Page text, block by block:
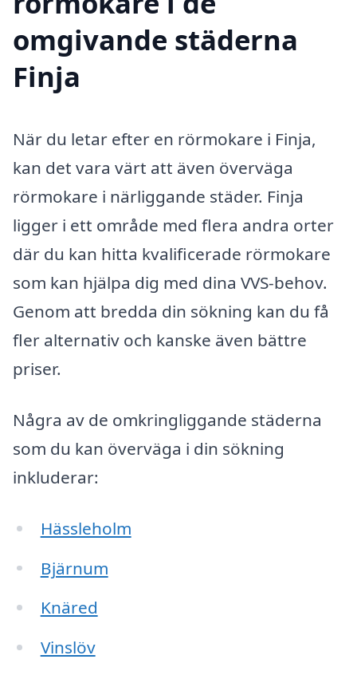
omgivande städerna
Finja
När du letar efter en rörmokare i Finja,
kan det vara värt att även överväga
rörmokare i närliggande städer. Finja
ligger i ett område med flera andra orter
där du kan hitta kvalificerade rörmokare
som kan hjälpa dig med dina VVS-behov.
Genom att bredda din sökning kan du få
fler alternativ och kanske även bättre
priser.
Några av de omkringliggande städerna
som du kan överväga i din sökning
inkluderar:
Hässleholm
Bjärnum
Knäred
Vinslöv